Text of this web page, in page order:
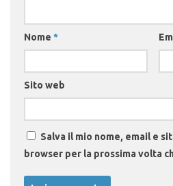
Nome *
Sito web
Salva il mio nome, email e
browser per la prossima volta